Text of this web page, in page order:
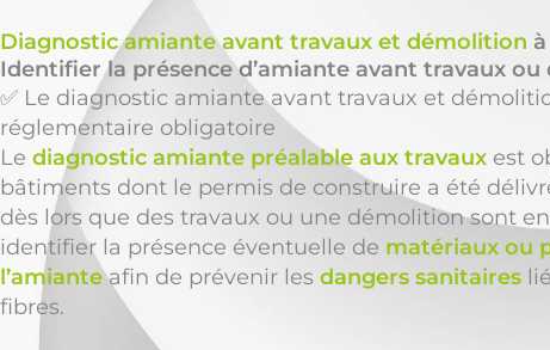
Diagnostic amiante avant travaux et démolition
Identifier la présence d’amiante avant travaux
✅ Le diagnostic amiante avant travaux et
réglementaire obligatoire
Le diagnostic amiante préalable aux travaux est
bâtiments dont le permis de construire a été
dès lors que des travaux ou une démolition sont
identifier la présence éventuelle de matériaux ou
l’amianteafin de prévenir les dangers sanitaires
fibres.